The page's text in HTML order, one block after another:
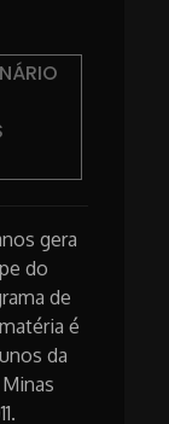
gera
do
de
é
da